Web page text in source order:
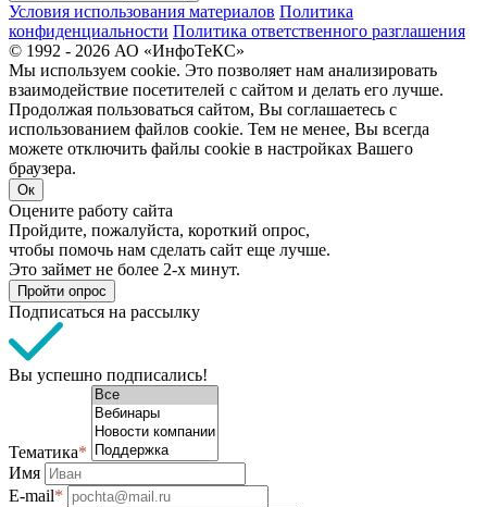
Условия использования материалов Политика
конфиденциальности Политика ответственного разглашения
© 1992 - 2026 АО «ИнфоТеКС»
Мы используем cookie. Это позволяет нам анализировать
взаимодействие посетителей с сайтом и делать его лучше.
Продолжая пользоваться сайтом, Вы соглашаетесь с
использованием файлов cookie. Тем не менее, Вы всегда
можете отключить файлы cookie в настройках Вашего
браузера.
Ок
Оцените работу сайта
Пройдите, пожалуйста, короткий опрос,
чтобы помочь нам сделать сайт еще лучше.
Это займет не более 2-х минут.
Пройти опрос
Подписаться на рассылку
Вы успешно подписались!
Тематика*
Имя
E-mail*